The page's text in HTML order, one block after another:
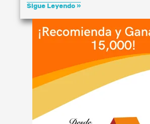
Sigue Leyendo »